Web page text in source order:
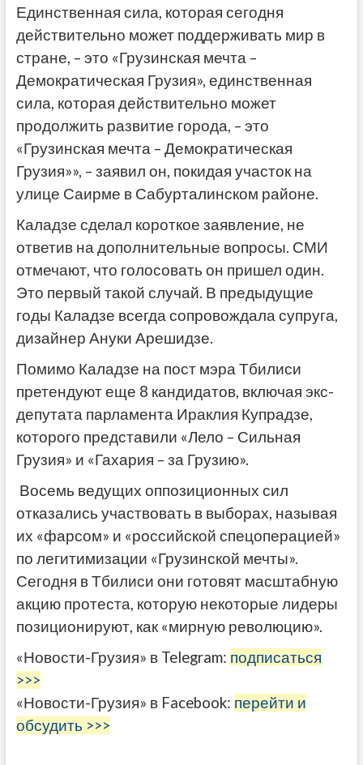
Единственная сила, которая сегодня
действительно может поддерживать мир в
стране, – это «Грузинская мечта –
Демократическая Грузия», единственная
сила, которая действительно может
продолжить развитие города, – это
«Грузинская мечта – Демократическая
Грузия»», – заявил он, покидая участок на
улице Саирме в Сабурталинском районе.
Каладзе сделал короткое заявление, не
ответив на дополнительные вопросы. СМИ
отмечают, что голосовать он пришел один.
Это первый такой случай. В предыдущие
годы Каладзе всегда сопровождала супруга,
дизайнер Ануки Арешидзе.
Помимо Каладзе на пост мэра Тбилиси
претендуют еще 8 кандидатов, включая экс-
депутата парламента Ираклия Купрадзе,
которого представили «Лело – Сильная
Грузия» и «Гахария – за Грузию».
Восемь ведущих оппозиционных сил
отказались участвовать в выборах, называя
их «фарсом» и «российской спецоперацией»
по легитимизации «Грузинской мечты».
Сегодня в Тбилиси они готовят масштабную
акцию протеста, которую некоторые лидеры
позиционируют, как «мирную революцию».
«Новости-Грузия» в Telegram: подписаться
>>>
«Новости-Грузия» в Facebook: перейти и
обсудить >>>